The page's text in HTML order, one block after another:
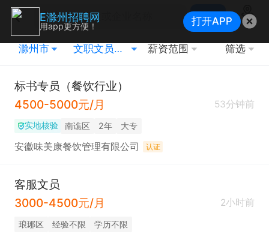
搜索
地图
滁州市 文职文员其他相关职位 薪资范围 筛选
标书专员（餐饮行业）
4500-5000元/月
53分钟前
实地核验 南谯区 2年 大专
安徽味美康餐饮管理有限公司 认证
客服文员
3000-4500元/月
2小时前
琅琊区 经验不限 学历不限
E滁州招聘网
用app更方便！ 打开APP